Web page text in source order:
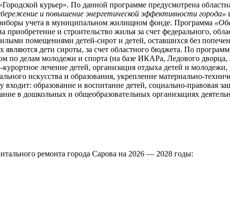
курьер». По данной программе предусмотрена
и повышение энергетической эффективности города»
учета в муниципальном жилищном фонде. Программа
и строительство жилья за счет федерального,
помещениями детей-сирот и детей, оставшихся без
дети сироты, за счет областного бюджета. По
по делам молодежи и спорта (на базе ИКАРа, Ледового
лечение детей, организация отдыха детей и
искусства и образования, укрепление материально-
образование и воспитание детей, социально-правовая
в дошкольных и общеобразовательных организациях
ремонта города Сарова на 2026 — 2028 годы: